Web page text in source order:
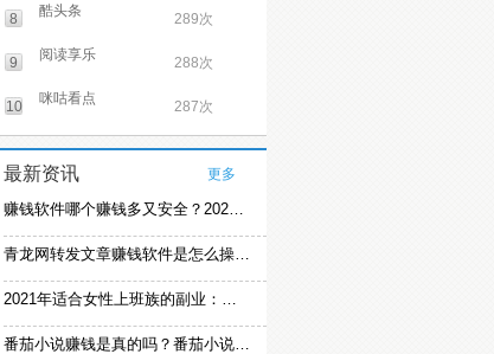
8 酷头条 289次
9 阅读享乐 288次
10 咪咕看点 287次
最新资讯 更多
赚钱软件哪个赚钱多又安全？2021精选赚钱软件
青龙网转发文章赚钱软件是怎么操作的？
2021年适合女性上班族的副业：女生在家赚钱兼职推荐
番茄小说赚钱是真的吗？番茄小说怎么操作赚钱